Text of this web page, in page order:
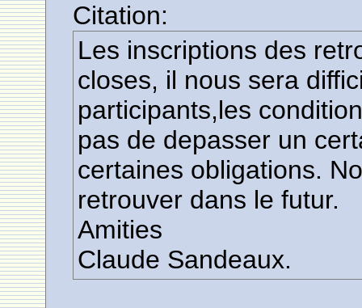
Citation:
Les inscriptions des
closes, il nous sera
participants,les
pas de depasser un
certaines obligations.
retrouver dans le futur.
Amities
Claude Sandeaux.